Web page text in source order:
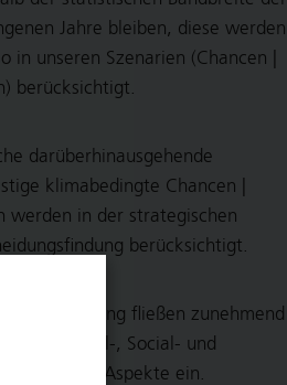
Jahre bleiben, diese werden
in unseren Szenarien (Chancen |
berücksichtigt.
darüberhinausgehende
klimabedingte Chancen |
werden in der strategischen
berücksichtigt.
fließen zunehmend
, Social- und
(ESG)-Aspekte ein.